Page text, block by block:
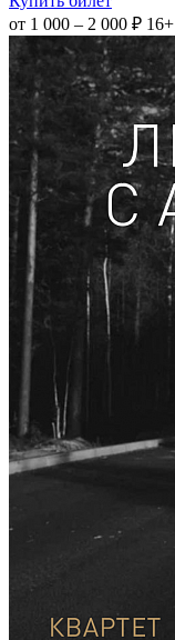
от 1 000 – 2 000 ₽ 16+